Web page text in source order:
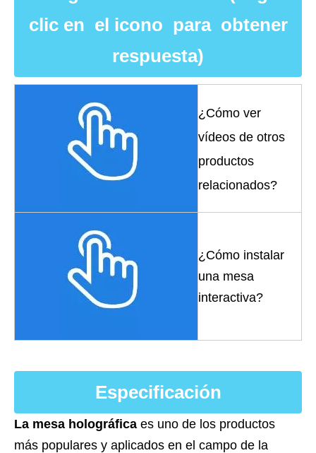
clic en el icono para obtener
respuesta)
¿Cómo ver
vídeos de otros
productos
relacionados?
¿Cómo instalar
una mesa
interactiva?
Especificación
La mesa holográfica es uno de los productos
más populares y aplicados en el campo de la